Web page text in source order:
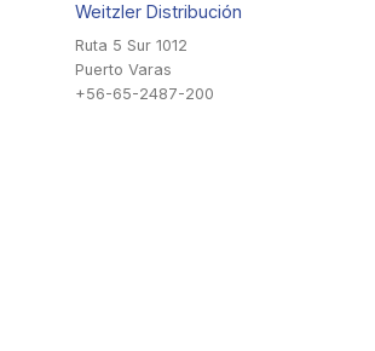
Weitzler Distribución
Ruta 5 Sur 1012
Puerto Varas
+56-65-2487-200